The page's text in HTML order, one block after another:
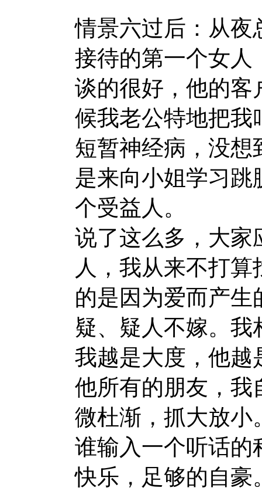
情景六过后：从夜
接待的第一个女人
谈的很好，他的客
候我老公特地把我
短暂神经病，没想
是来向小姐学习
个受益人。
说了这么多，大家
人，我从来不打
的是因为爱而产
疑、疑人不嫁。
我越是大度，他越
他所有的朋友，我
微杜渐，抓大放小
谁输入一个听话的
快乐，足够的自豪